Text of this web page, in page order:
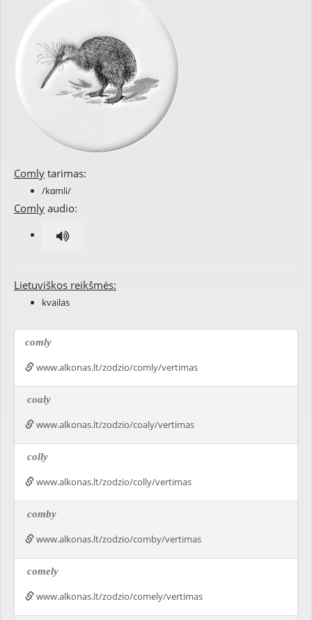
Comly tarimas:
/kɑmli/
Comly audio:
Lietuviškos reikšmės:
kvailas
comly
www.alkonas.lt/zodzio/comly/vertimas
coaly
www.alkonas.lt/zodzio/coaly/vertimas
colly
www.alkonas.lt/zodzio/colly/vertimas
comby
www.alkonas.lt/zodzio/comby/vertimas
comely
www.alkonas.lt/zodzio/comely/vertimas